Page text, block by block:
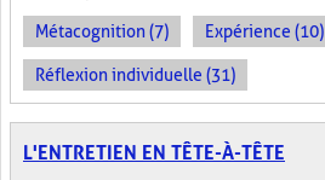
Métacognition (7) Expérience (10)
Réflexion individuelle (31)
L'ENTRETIEN EN TÊTE-À-TÊTE